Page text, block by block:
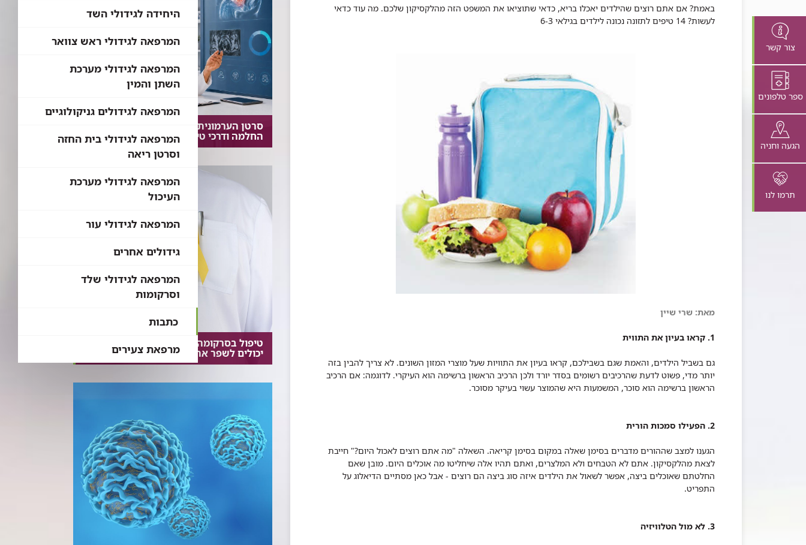
צור קשר
ספר טלפונים
הגעה וחניה
תרמו לנו
היחידה לגידולי השד
המרפאה לגידולי ראש צוואר
המרפאה לגידולי מערכת
השתן והמין
המרפאה לגידולים גניקולוגיים
המרפאה לגידולי בית החזה
וסרטן ריאה
המרפאה לגידולי מערכת
העיכול
המרפאה לגידולי עור
גידולים אחרים
המרפאה לגידולי שלד
וסרקומות
כתבות
מרפאת צעירים
​באמת? אם אתם רוצים שהילדים יאכלו בריא, כדאי שתוציאו את המשפט הזה מהלקסיקון שלכם. מה עוד כדאי
לעשות? 14 טיפים לתזונה נכונה לילדים בגילאי 6-3​​​​​​
מאת: שרי שיין
1. קראו בעיון את התווית
גם בשביל הילדים, והאמת שגם בשבילכם, קראו בעיון את התוויות שעל מוצרי המזון השונים. לא צריך להבין בזה
יותר מדי, פשוט לדעת שהרכיבים רשומים בסדר יורד ולכן הרכיב הראשון ברשימה הוא העיקרי. לדוגמה: אם הרכיב
הראשון ברשימה הוא סוכר, המשמעות היא שהמוצר עשוי בעיקר מסוכר.
2. הפעילו סמכות הורית
הגענו למצב שההורים מדברים בסימן שאלה במקום בסימן קריאה. השאלה "מה אתם רוצים לאכול היום?" חייבת
לצאת מהלקסיקון. אתם לא הטבחים ולא המלצרים, ואתם תהיו אלה שיחליטו מה אוכלים היום. מובן שאם
החלטתם שאוכלים ביצה, אפשר לשאול את הילדים איזה סוג ביצה הם רוצים - אבל כאן מסתיים הדיאלוג על
התפריט.
3. לא מול הטלוויזיה
סרטן הערמונית: תוחלת חיים, סיכויי
החלמה ודרכי טיפול מרכזיות
טיפול בסרקומה: איזה גישות וטיפולים
יכולים לשפר את סיכויי הריפוי?